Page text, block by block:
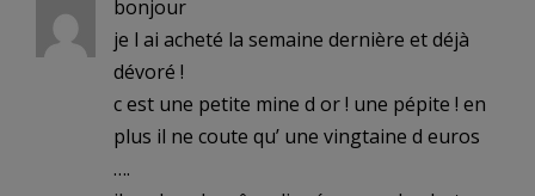
bonjour
je l ai acheté la semaine dernière et déjà
dévoré !
c est une petite mine d or ! une pépite ! en
plus il ne coute qu’ une vingtaine d euros
….